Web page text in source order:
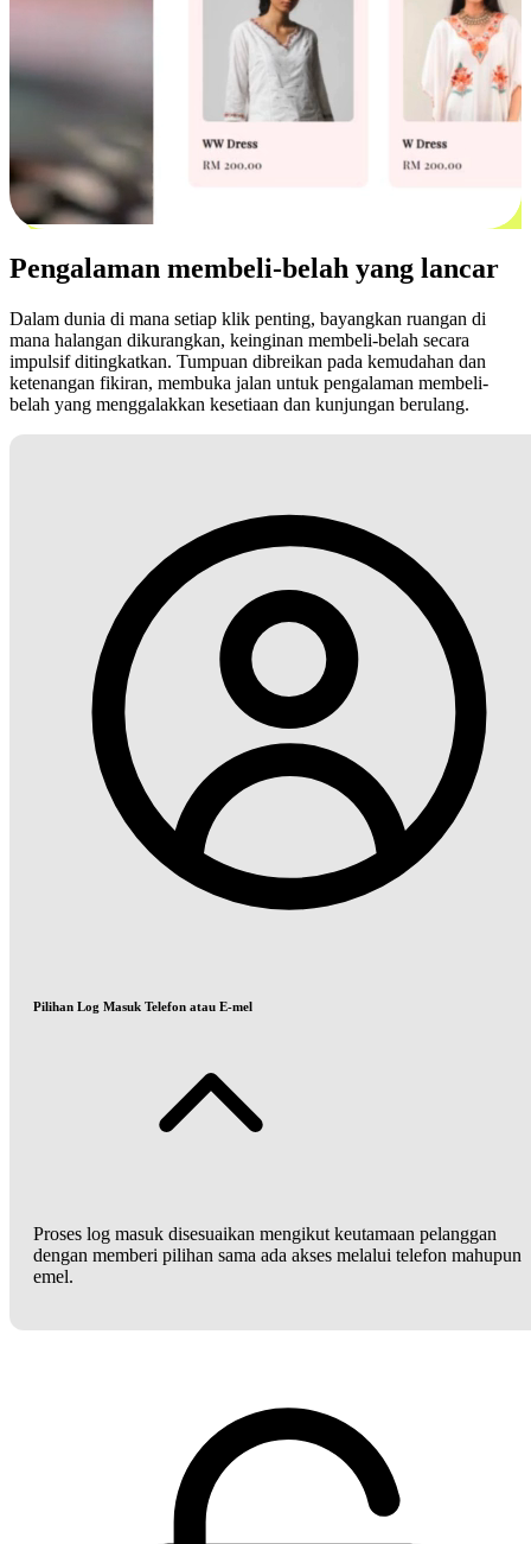
Pengalaman membeli-belah yang lancar
Dalam dunia di mana setiap klik penting, bayangkan ruangan di
mana halangan dikurangkan, keinginan membeli-belah secara
impulsif ditingkatkan. Tumpuan dibreikan pada kemudahan dan
ketenangan fikiran, membuka jalan untuk pengalaman membeli-
belah yang menggalakkan kesetiaan dan kunjungan berulang.
Pilihan Log Masuk Telefon atau E-mel
Proses log masuk disesuaikan mengikut keutamaan pelanggan
dengan memberi pilihan sama ada akses melalui telefon mahupun
emel.